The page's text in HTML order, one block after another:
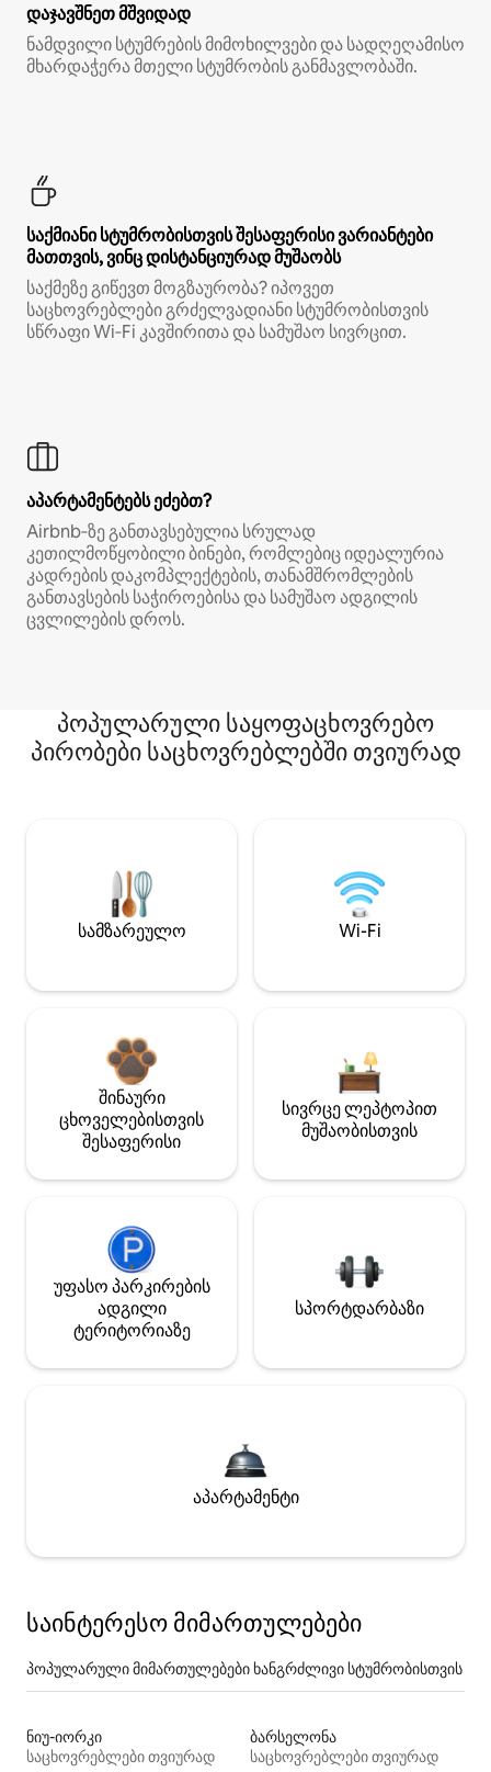
დაჯავშნეთ მშვიდად
ნამდვილი სტუმრების მიმოხილვები და სადღეღამისო
მხარდაჭერა მთელი სტუმრობის განმავლობაში.
საქმიანი სტუმრობისთვის შესაფერისი ვარიანტები
მათთვის, ვინც დისტანციურად მუშაობს
საქმეზე გიწევთ მოგზაურობა? იპოვეთ
საცხოვრებლები გრძელვადიანი სტუმრობისთვის
სწრაფი Wi‑Fi კავშირითა და სამუშაო სივრცით.
აპარტამენტებს ეძებთ?
Airbnb‑ზე განთავსებულია სრულად
კეთილმოწყობილი ბინები, რომლებიც იდეალურია
კადრების დაკომპლექტების, თანამშრომლების
განთავსების საჭიროებისა და სამუშაო ადგილის
ცვლილების დროს.
პოპულარული საყოფაცხოვრებო
პირობები საცხოვრებლებში თვიურად
სამზარეულო Wi-Fi
შინაური
ცხოველებისთვის
შესაფერისი
სივრცე ლეპტოპით
მუშაობისთვის
უფასო პარკირების
ადგილი
ტერიტორიაზე
სპორტდარბაზი
აპარტამენტი
საინტერესო მიმართულებები
პოპულარული მიმართულებები ხანგრძლივი სტუმრობისთვის
ნიუ-იორკი
საცხოვრებლები თვიურად
ბარსელონა
საცხოვრებლები თვიურად